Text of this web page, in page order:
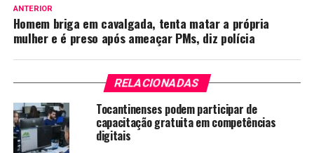
ANTERIOR
Homem briga em cavalgada, tenta matar a própria
mulher e é preso após ameaçar PMs, diz polícia
RELACIONADAS
Tocantinenses podem participar de
capacitação gratuita em competências
digitais